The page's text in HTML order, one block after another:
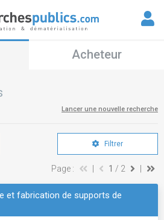
Acheteur
Lancer une nouvelle recherche
Filtrer
Page : 1 / 2
et fabrication de supports de